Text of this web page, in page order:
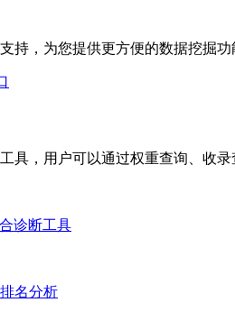
持，为您提供更方便的数据挖掘功
具，用户可以通过权重查询、收
诊断工具
名分析